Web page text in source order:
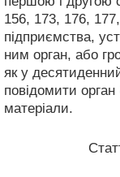
156, 173, 176,
підприємства,
ним орган, або
як у
повідомити
матеріали.